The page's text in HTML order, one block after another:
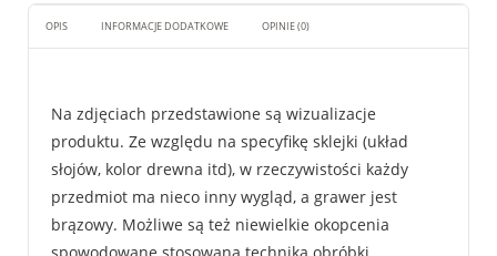
OPIS INFORMACJE DODATKOWE OPINIE (0)
Na zdjęciach przedstawione są wizualizacje
produktu. Ze względu na specyfikę sklejki (układ
słojów, kolor drewna itd), w rzeczywistości każdy
przedmiot ma nieco inny wygląd, a grawer jest
brązowy. Możliwe są też niewielkie okopcenia